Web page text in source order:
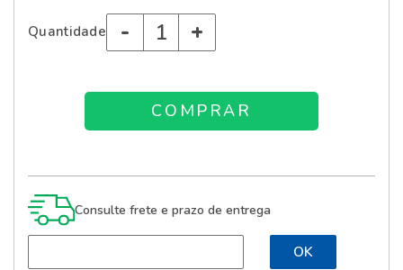
Quantidade - +
Consulte frete e prazo de entrega